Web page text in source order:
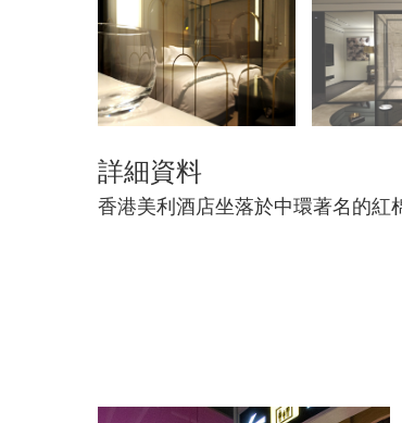
詳細資料
香港美利酒店坐落於中環著名的紅